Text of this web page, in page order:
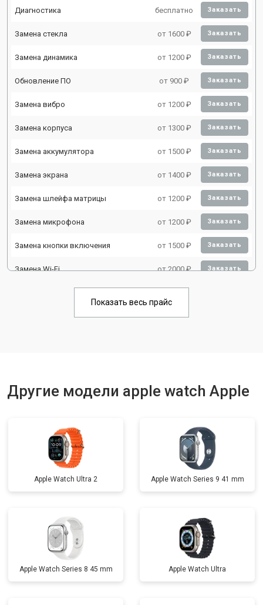
Диагностика бесплатно Заказать
Замена стекла от 1600 ₽ Заказать
Замена динамика от 1200 ₽ Заказать
Обновление ПО от 900 ₽ Заказать
Замена вибро от 1200 ₽ Заказать
Замена корпуса от 1300 ₽ Заказать
Замена аккумулятора от 1500 ₽ Заказать
Замена экрана от 1400 ₽ Заказать
Замена шлейфа матрицы от 1200 ₽ Заказать
Замена микрофона от 1200 ₽ Заказать
Замена кнопки включения от 1500 ₽ Заказать
Замена Wi-Fi от 2000 ₽ Заказать
Показать весь прайс
Другие модели apple watch Apple
Apple Watch Ultra 2 Apple Watch Series 9 41 mm
Apple Watch Series 8 45 mm Apple Watch Ultra